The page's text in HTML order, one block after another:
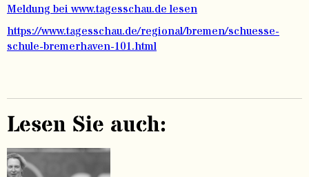
Meldung bei www.tagesschau.de lesen
https://www.tagesschau.de/regional/bremen/schuesse-
schule-bremerhaven-101.html
Lesen Sie auch: